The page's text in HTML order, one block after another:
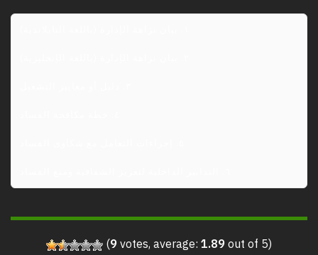
(9votes, average:1.89out of 5)